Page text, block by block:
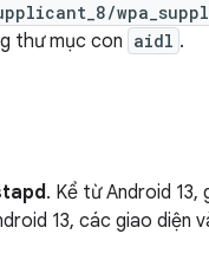
thư mục con aidl .
. Kể từ Android 13,
13, các giao diện